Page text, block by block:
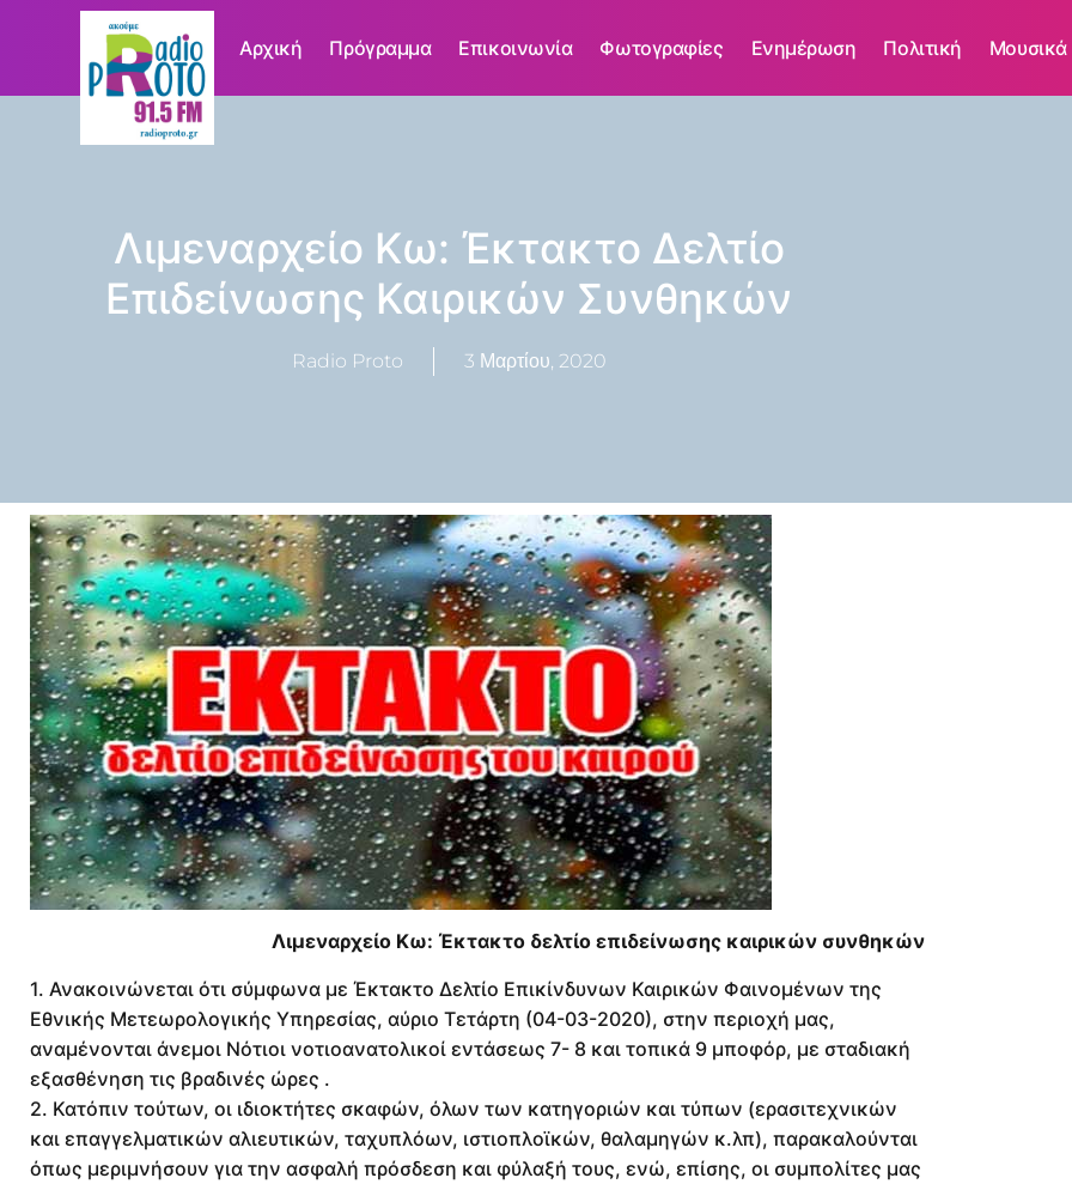
Αρχική Πρόγραμμα Επικοινωνία Φωτογραφίες Ενημέρωση Πολιτική
Λιμεναρχείο Κω: Έκτακτο Δελτίο
Επιδείνωσης Καιρικών Συνθηκών
Radio Proto 3 Μαρτίου, 2020
Λιμεναρχείο Κω: Έκτακτο δελτίο επιδείνωσης καιρικών συνθηκών
1. Ανακοινώνεται ότι σύμφωνα με Έκτακτο Δελτίο Επικίνδυνων Καιρικών Φαινομένων της
Εθνικής Μετεωρολογικής Υπηρεσίας, αύριο Τετάρτη (04-03-2020), στην περιοχή μας,
αναμένονται άνεμοι Νότιοι νοτιοανατολικοί εντάσεως 7- 8 και τοπικά 9 μποφόρ, με σταδιακή
εξασθένηση τις βραδινές ώρες .
2. Κατόπιν τούτων, οι ιδιοκτήτες σκαφών, όλων των κατηγοριών και τύπων (ερασιτεχνικών
και επαγγελματικών αλιευτικών, ταχυπλόων, ιστιοπλοϊκών, θαλαμηγών κ.λπ), παρακαλούνται
όπως μεριμνήσουν για την ασφαλή πρόσδεση και φύλαξή τους, ενώ, επίσης, οι συμπολίτες μας